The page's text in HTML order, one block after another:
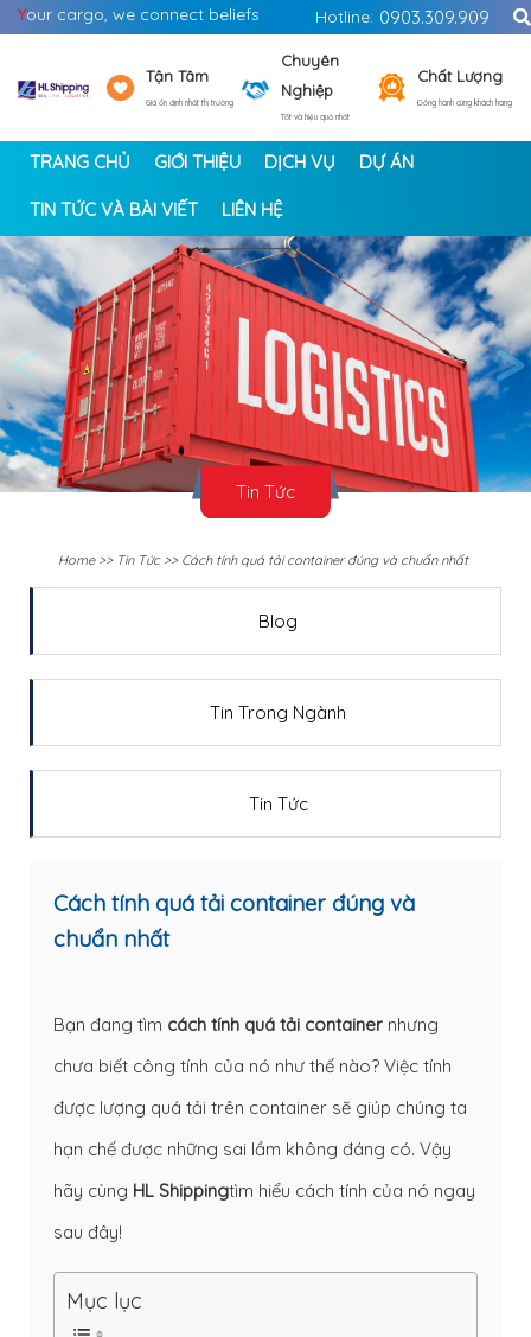
Your cargo, we connect beliefs Hotline: 0903.309.909
Tận Tâm
Giá ổn định nhất thị trường
Chuyên
Nghiệp
Tốt và hiệu quả nhất
Chất Lượng
Đồng hành cùng khách hàng
TRANG CHỦ GIỚI THIỆU DỊCH VỤ DỰ ÁN
TIN TỨC VÀ BÀI VIẾT LIÊN HỆ
< >
Tin Tức
Home>> Tin Tức>> Cách tính quá tải container đúng và chuẩn nhất
Blog
Tin Trong Ngành
Tin Tức
Cách tính quá tải container đúng và
chuẩn nhất
Bạn đang tìm cách tính quá tải container nhưng
chưa biết công tính của nó như thế nào? Việc tính
được lượng quá tải trên container sẽ giúp chúng ta
hạn chế được những sai lầm không đáng có. Vậy
hãy cùng HL Shippingtìm hiểu cách tính của nó ngay
sau đây!
Mục lục